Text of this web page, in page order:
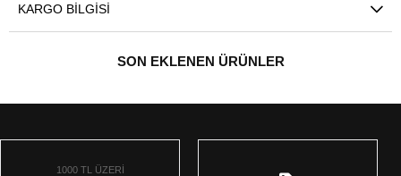
KARGO BILGISI
SON EKLENEN ÜRÜNLER
1000 TL ÜZERİ